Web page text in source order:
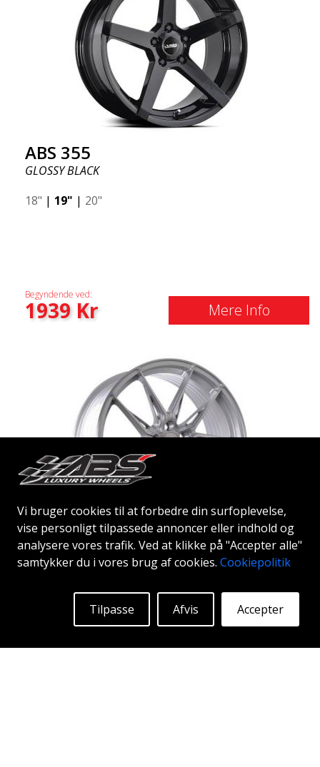
Vi bruger cookies til at forbedre din surfoplevelse,
vise personligt tilpassede annoncer eller indhold og
analysere vores trafik. Ved at klikke på "Accepter alle"
samtykker du i vores brug af cookies. Cookiepolitik
Accepter
Afvis
Tilpasse
ABS 355
GLOSSY BLACK
18" | 19" | 20"
Begyndende ved:
1939Kr Mere Info
ABS F35
SILVER